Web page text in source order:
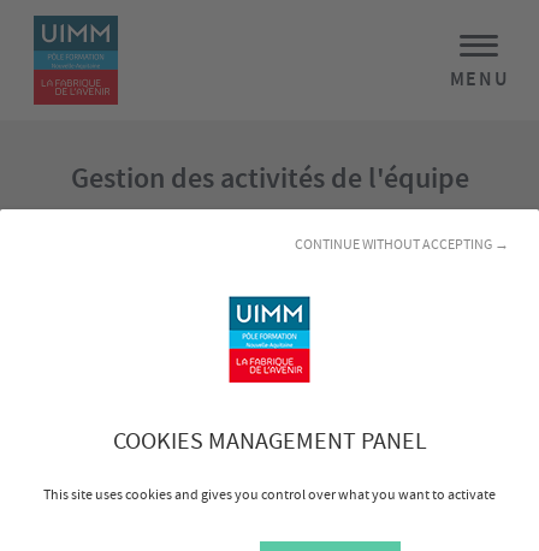
COOKIES MANAGEMENT PANEL
This site uses cookies and gives you control over what you want to activate
CONTINUE WITHOUT ACCEPTING →
MENU
Gestion des activités de l'équipe
Organiser, préparer les activités de l’équipe
Gérer les moyens et les ressources de l’équipe
Gérer et contrôler l’activité de l’équipe